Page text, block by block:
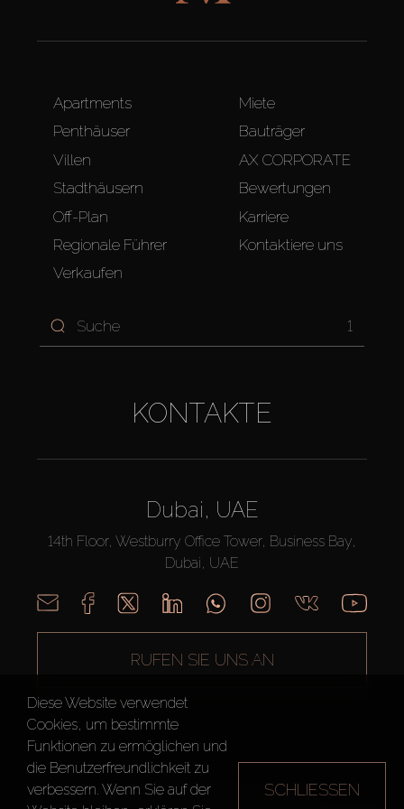
Apartments
Penthäuser
Villen
Stadthäusern
Off-Plan
Regionale Führer
Verkaufen
Miete
Bauträger
AX CORPORATE
Bewertungen
Karriere
Kontaktiere uns
1
KONTAKTE
Dubai, UAE
14th Floor, Westburry Office Tower, Business Bay,
Dubai, UAE
RUFEN SIE UNS AN
AX CAPITAL ©2026 Alle Rechte vorbehalten
Diese Website verwendet
Cookies, um bestimmte
Funktionen zu ermöglichen und
die Benutzerfreundlichkeit zu
verbessern. Wenn Sie auf der
SCHLIESSEN